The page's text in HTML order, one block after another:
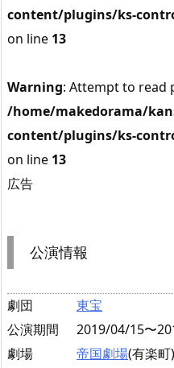
content/plugins/ks-
on line 13
Warning: Attempt to read
/home/makedorama/
content/plugins/ks-
on line 13
広告
公演情報
劇団
東宝
公演期間
2019/04/15〜
劇場
帝国劇場(有楽町)